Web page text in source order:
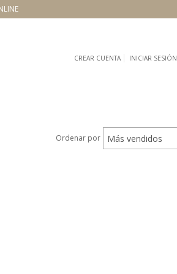
CREAR CUENTA INICIAR SESIÓN
Ordenar por